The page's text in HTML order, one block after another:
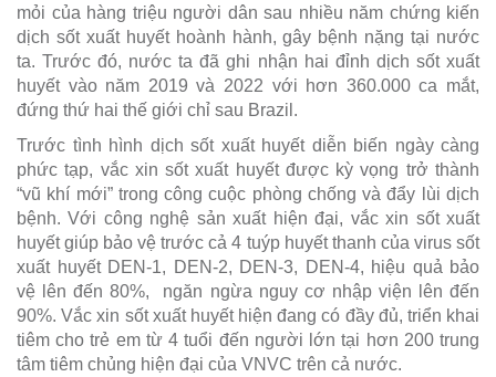
mỏi của hàng triệu người dân sau nhiều năm chứng kiến
dịch sốt xuất huyết hoành hành, gây bệnh nặng tại nước
ta. Trước đó, nước ta đã ghi nhận hai đỉnh dịch sốt xuất
huyết vào năm 2019 và 2022 với hơn 360.000 ca mắt,
đứng thứ hai thế giới chỉ sau Brazil.
Trước tình hình dịch sốt xuất huyết diễn biến ngày càng
phức tạp, vắc xin sốt xuất huyết được kỳ vọng trở thành
“vũ khí mới” trong công cuộc phòng chống và đẩy lùi dịch
bệnh. Với công nghệ sản xuất hiện đại, vắc xin sốt xuất
huyết giúp bảo vệ trước cả 4 tuýp huyết thanh của virus sốt
xuất huyết DEN-1, DEN-2, DEN-3, DEN-4, hiệu quả bảo
vệ lên đến 80%, ngăn ngừa nguy cơ nhập viện lên đến
90%. Vắc xin sốt xuất huyết hiện đang có đầy đủ, triển khai
tiêm cho trẻ em từ 4 tuổi đến người lớn tại hơn 200 trung
tâm tiêm chủng hiện đại của VNVC trên cả nước.